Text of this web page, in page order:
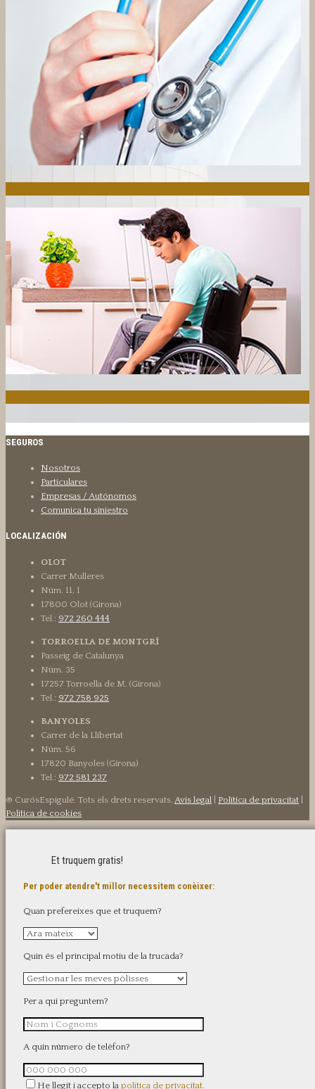
SEGUROS
Nosotros
Particulares
Empresas / Autónomos
Comunica tu siniestro
LOCALIZACIÓN
OLOT
Carrer Mulleres
Núm. 11, 1
17800 Olot (Girona)
Tel.: 972 260 444
TORROELLA DE MONTGRÍ
Passeig de Catalunya
Núm. 35
17257 Torroella de M. (Girona)
Tel.: 972 758 925
BANYOLES
Carrer de la Llibertat
Núm. 56
17820 Banyoles (Girona)
Tel.: 972 581 237
® CurósEspigulé. Tots els drets reservats. Avís legal Política de privacitat
Política de cookies
Et truquem gratis!
Per poder atendre't millor necessitem conèixer:
Quan prefereixes que et truquem?
Quin és el principal motiu de la trucada?
Per a qui preguntem?
A quin número de telèfon?
He llegit i accepto la política de privacitat.